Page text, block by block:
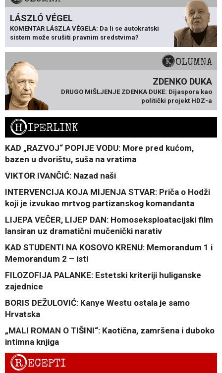
LÁSZLÓ VÉGEL
KOMENTAR LÁSZLA VÉGELA: Da li se autokratski
sistem može srušiti pravnim sredstvima?
KOLUMNA
ZDENKO DUKA
DRUGO MIŠLJENJE ZDENKA DUKE: Dijaspora kao
politički projekt HDZ-a
HIPERLINK
KAD „RAZVOJ“ POPIJE VODU: More pred kućom,
bazen u dvorištu, suša na vratima
VIKTOR IVANČIĆ: Nazad naši
INTERVENCIJA KOJA MIJENJA STVAR: Priča o Hodži
koji je izvukao mrtvog partizanskog komandanta
LIJEPA VEČER, LIJEP DAN: Homoseksploatacijski film
lansiran uz dramatični mučenički narativ
KAD STUDENTI NA KOSOVO KRENU: Memorandum 1 i
Memorandum 2 – isti
FILOZOFIJA PALANKE: Estetski kriteriji huliganske
zajednice
BORIS DEŽULOVIĆ: Kanye Westu ostala je samo
Hrvatska
„MALI ROMAN O TIŠINI“: Kaotična, zamršena i duboko
intimna knjiga
RECEPTI